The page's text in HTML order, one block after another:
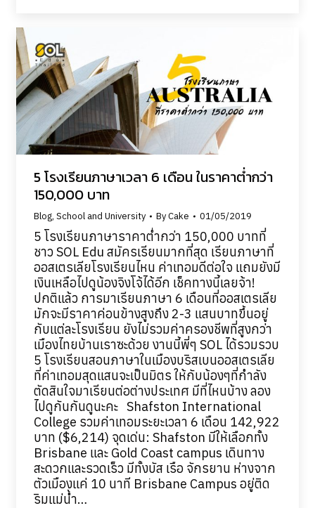
5 โรงเรียนภาษาเวลา 6 เดือน ในราคาต่ำกว่า
150,000 บาท
Blog, School and University ByCake 01/05/2019
5 โรงเรียนภาษาราคาต่ำกว่า 150,000 บาทที่
ชาว SOL Edu สมัครเรียนมากที่สุด เรียนภาษาที่
ออสเตรเลียโรงเรียนไหน ค่าเทอมดีต่อใจ แถมยังมี
เงินเหลือไปดูน้องจิงโจ้ได้อีก เช็คทางนี้เลยจ้า!
ปกติแล้ว การมาเรียนภาษา 6 เดือนที่ออสเตรเลีย
มักจะมีราคาค่อนข้างสูงถึง 2-3 แสนบาทขึ้นอยู่
กับแต่ละโรงเรียน ยังไม่รวมค่าครองชีพที่สูงกว่า
เมืองไทยบ้านเราซะด้วย งานนี้พี่ๆ SOL ได้รวมรวบ
5 โรงเรียนสอนภาษาในเมืองบริสเบนออสเตรเลีย
ที่ค่าเทอมสุดแสนจะเป็นมิตร ให้กับน้องๆที่กำลัง
ตัดสินใจมาเรียนต่อต่างประเทศ มีที่ไหนบ้าง ลอง
ไปดูกันกันดูนะคะ Shafston International
College รวมค่าเทอมระยะเวลา 6 เดือน 142,922
บาท ($6,214) จุดเด่น: Shafston มีให้เลือกทั้ง
Brisbane และ Gold Coast campus เดินทาง
สะดวกและรวดเร็ว มีทั้งบัส เรือ จักรยาน ห่างจาก
ตัวเมืองแค่ 10 นาที Brisbane Campus อยู่ติด
ริมแม่น้ำ…